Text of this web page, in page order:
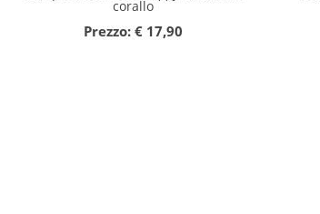
corallo
Prezzo: € 17,90